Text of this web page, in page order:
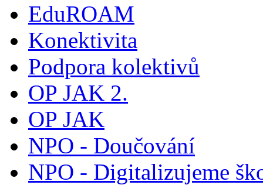
EduROAM
Konektivita
Podpora kolektivů
OP JAK 2.
OP JAK
NPO - Doučování
NPO - Digitalizujeme